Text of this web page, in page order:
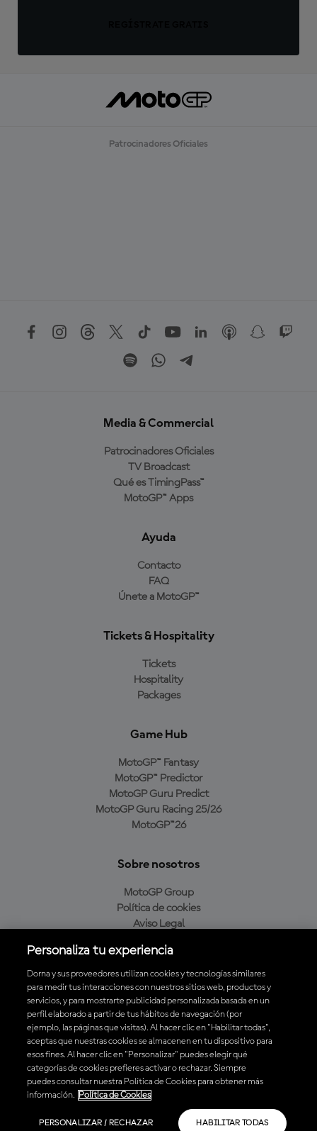
Patrocinadores Oficiales
Media & Commercial
Patrocinadores Oficiales
TV Broadcast
Qué es TimingPass™
MotoGP™ Apps
Ayuda
Contacto
FAQ
Únete a MotoGP™
Tickets & Hospitality
Tickets
Hospitality
Packages
Game Hub
MotoGP™ Fantasy
MotoGP™ Predictor
MotoGP Guru Predict
MotoGP Guru Racing 25/26
MotoGP™26
Sobre nosotros
MotoGP Group
Política de cookies
Aviso Legal
Política de compra
Descarga la aplicación oficial de MotoGP™
© 2026 MotoGP Sports Entertainment Group. Todos los derechos
reservados. Todas las marcas son propiedad de sus respectivos dueños.
Personaliza tu experiencia
Dorna y sus proveedores utilizan cookies y tecnologías similares
para medir tus interacciones con nuestros sitios web, productos y
servicios, y para mostrarte publicidad personalizada basada en un
perfil elaborado a partir de tus hábitos de navegación (por
ejemplo, las páginas que visitas). Al hacer clic en "Habilitar todas",
aceptas que nuestras cookies se almacenen en tu dispositivo para
esos fines. Al hacer clic en "Personalizar" puedes elegir qué
categorías de cookies prefieres activar o rechazar. Siempre
puedes consultar nuestra Política de Cookies para obtener más
información.
Política de Cookies
PERSONALIZAR / RECHAZAR HABILITAR TODAS